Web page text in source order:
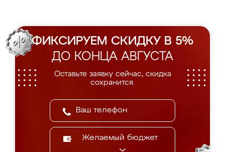
ФИКСИРУЕМ СКИДКУ В 5%
ДО КОНЦА АВГУСТА
Оставьте заявку сейчас, скидка
сохранится.
Желаемый бюджет